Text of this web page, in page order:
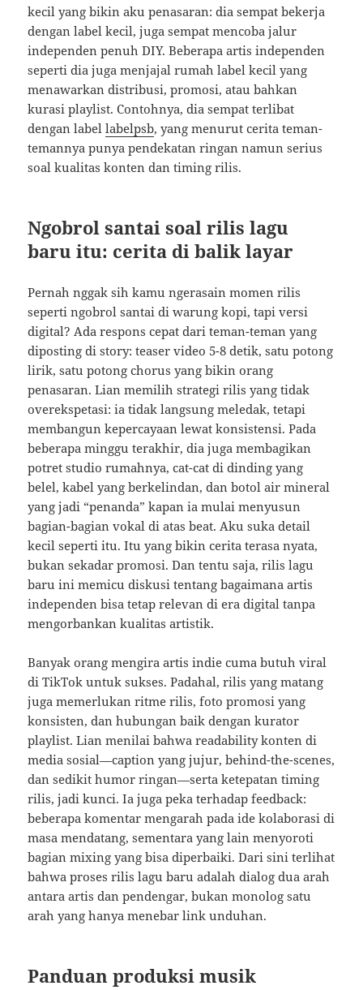
kecil yang bikin aku penasaran: dia sempat bekerja
dengan label kecil, juga sempat mencoba jalur
independen penuh DIY. Beberapa artis independen
seperti dia juga menjajal rumah label kecil yang
menawarkan distribusi, promosi, atau bahkan
kurasi playlist. Contohnya, dia sempat terlibat
dengan labellabelpsb, yang menurut cerita teman-
temannya punya pendekatan ringan namun serius
soal kualitas konten dan timing rilis.
Ngobrol santai soal rilis lagu
baru itu: cerita di balik layar
Pernah nggak sih kamu ngerasain momen rilis
seperti ngobrol santai di warung kopi, tapi versi
digital? Ada respons cepat dari teman-teman yang
diposting di story: teaser video 5-8 detik, satu potong
lirik, satu potong chorus yang bikin orang
penasaran. Lian memilih strategi rilis yang tidak
overekspetasi: ia tidak langsung meledak, tetapi
membangun kepercayaan lewat konsistensi. Pada
beberapa minggu terakhir, dia juga membagikan
potret studio rumahnya, cat-cat di dinding yang
belel, kabel yang berkelindan, dan botol air mineral
yang jadi “penanda” kapan ia mulai menyusun
bagian-bagian vokal di atas beat. Aku suka detail
kecil seperti itu. Itu yang bikin cerita terasa nyata,
bukan sekadar promosi. Dan tentu saja, rilis lagu
baru ini memicu diskusi tentang bagaimana artis
independen bisa tetap relevan di era digital tanpa
mengorbankan kualitas artistik.
Banyak orang mengira artis indie cuma butuh viral
di TikTok untuk sukses. Padahal, rilis yang matang
juga memerlukan ritme rilis, foto promosi yang
konsisten, dan hubungan baik dengan kurator
playlist. Lian menilai bahwa readability konten di
media sosial—caption yang jujur, behind-the-scenes,
dan sedikit humor ringan—serta ketepatan timing
rilis, jadi kunci. Ia juga peka terhadap feedback:
beberapa komentar mengarah pada ide kolaborasi di
masa mendatang, sementara yang lain menyoroti
bagian mixing yang bisa diperbaiki. Dari sini terlihat
bahwa proses rilis lagu baru adalah dialog dua arah
antara artis dan pendengar, bukan monolog satu
arah yang hanya menebar link unduhan.
Panduan produksi musik